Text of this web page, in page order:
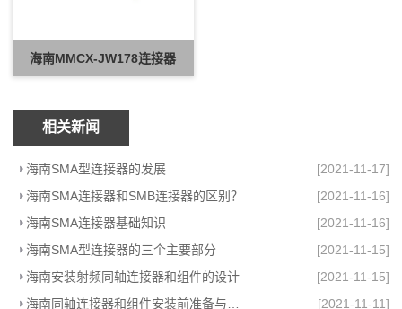
海南MMCX-JW178连接器
相关新闻
海南SMA型连接器的发展
[2021-11-17]
海南SMA连接器和SMB连接器的区别？
[2021-11-16]
海南SMA连接器基础知识
[2021-11-16]
海南SMA型连接器的三个主要部分
[2021-11-15]
海南安装射频同轴连接器和组件的设计
[2021-11-15]
海南同轴连接器和组件安装前准备与安装设计
[2021-11-11]